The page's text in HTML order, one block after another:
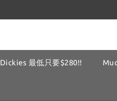
Dickies 最低只要$280!!